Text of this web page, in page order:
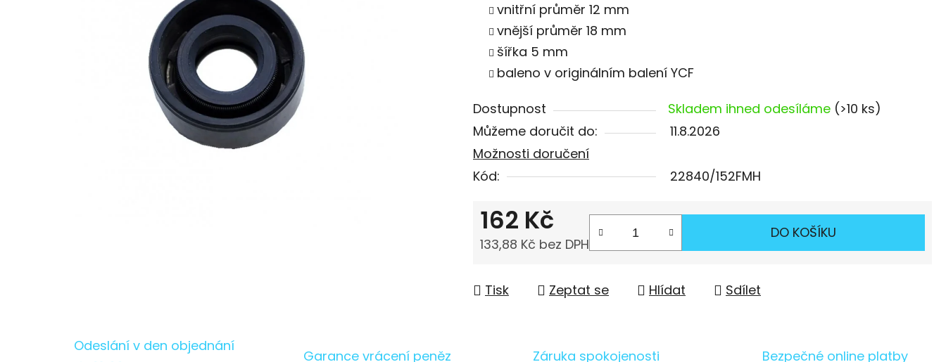
vnitřní průměr 12 mm
vnější průměr 18 mm
šířka 5 mm
baleno v originálním balení YCF
Dostupnost Skladem ihned odesíláme (>10 ks)
Můžeme doručit do:
11.8.2026
Možnosti doručení
Kód:
22840/152FMH
162 Kč
133,88 Kč bez DPH
DO KOŠÍKU
Tisk Zeptat se Hlídat Sdílet
Odeslání v den objednání
Garance vrácení peněz Záruka spokojenosti Bezpečné online platby